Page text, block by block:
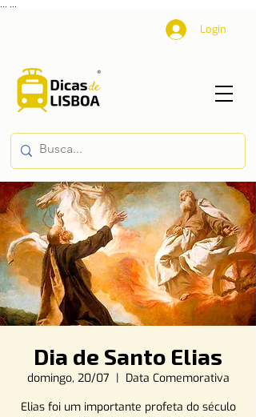
Login
Dia de Santo Elias
domingo, 20/07
  |
Data Comemorativa
Elias foi um importante profeta do século